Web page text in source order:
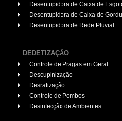
Desentupidora de Caixa de
Desentupidora de Caixa de
Desentupidora de Rede Pluvial
DEDETIZAÇÃO
Controle de Pragas em Geral
Descupinização
Desratização
Controle de Pombos
Desinfecção de Ambientes